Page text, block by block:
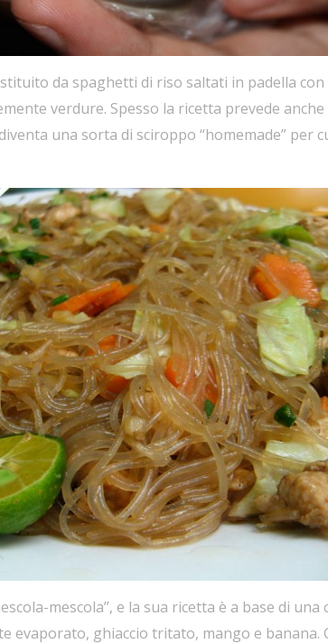
da spaghetti di riso saltati in padella
verdure. Spesso la ricetta prevede
una sorta di sciroppo “homemade” per
mescola”, e la sua ricetta è a base di
evaporato, ghiaccio tritato, mango e